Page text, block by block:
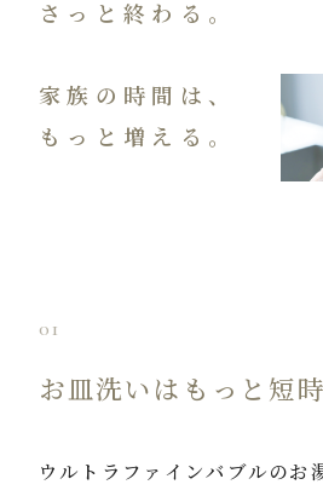
さっと終わる。
家族の時間は、
もっと増える。
01
お皿洗いはもっと短
ウルトラファインバブルのお